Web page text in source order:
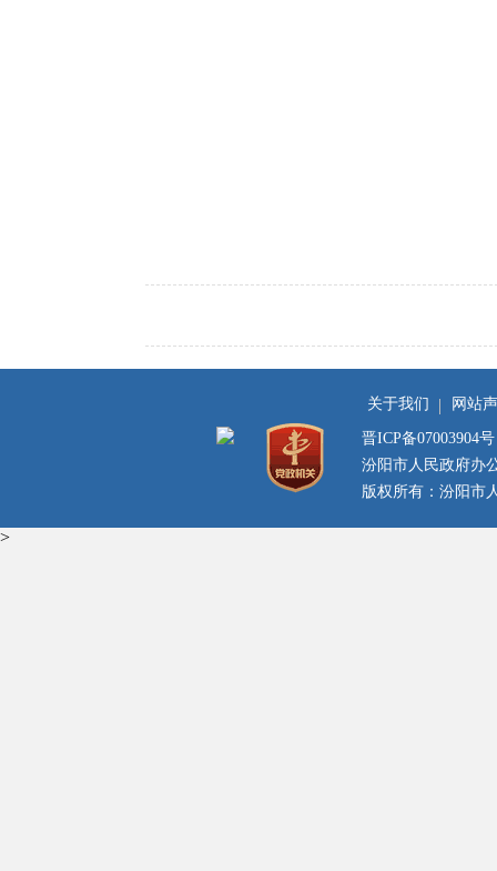
关于我们 网站
晋ICP备07003904号
汾阳市人民政府办
版权所有：汾阳市
>